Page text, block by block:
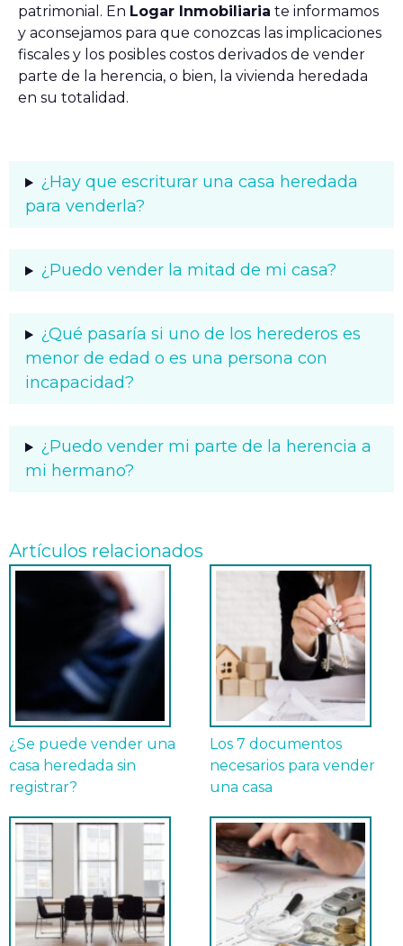
patrimonial. En Logar Inmobiliaria te informamos
y aconsejamos para que conozcas las implicaciones
fiscales y los posibles costos derivados de vender
parte de la herencia, o bien, la vivienda heredada
en su totalidad.
¿Hay que escriturar una casa heredada
para venderla?
¿Puedo vender la mitad de mi casa?
¿Qué pasaría si uno de los herederos es
menor de edad o es una persona con
incapacidad?
¿Puedo vender mi parte de la herencia a
mi hermano?
Artículos relacionados
¿Se puede vender una
casa heredada sin
registrar?
Los 7 documentos
necesarios para vender
una casa